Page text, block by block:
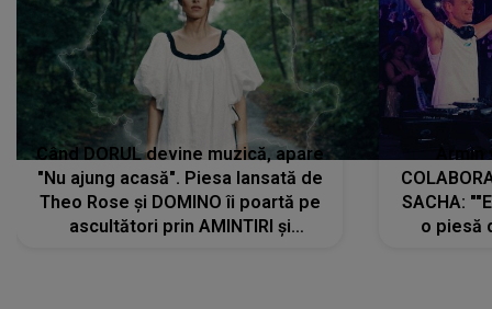
Când DORUL devine muzică, apare
"Nu ajung acasă". Piesa lansată de
Theo Rose și DOMINO îi poartă pe
ascultători prin AMINTIRI și
SACHA:
o piesă